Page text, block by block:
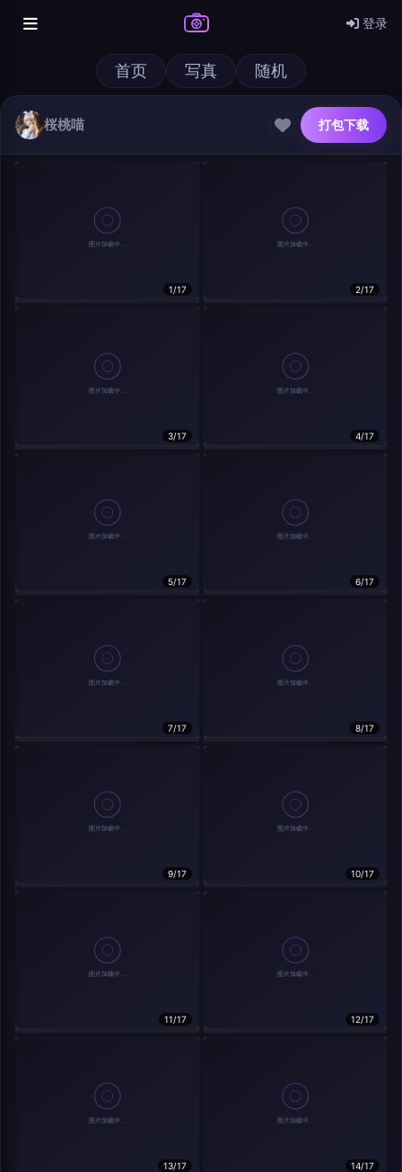
登录
首页 写真 随机
桜桃喵 打包下载
1/17 2/17
3/17 4/17
5/17 6/17
7/17 8/17
9/17 10/17
11/17 12/17
13/17 14/17
@author 打包下载
实时弹幕
弹幕会在下方多行滚动展示；匿名发送有数量和频率限制。